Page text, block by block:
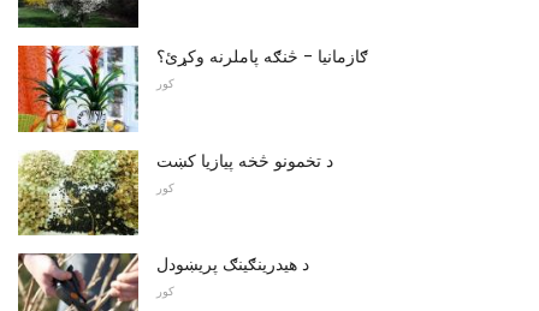
ګازمانیا - څنګه پاملرنه وکړئ؟
کور
د تخمونو څخه پیازیا کښت
کور
د هیدرینګینګ پریښودل
کور